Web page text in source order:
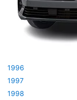
1996
1997
1998